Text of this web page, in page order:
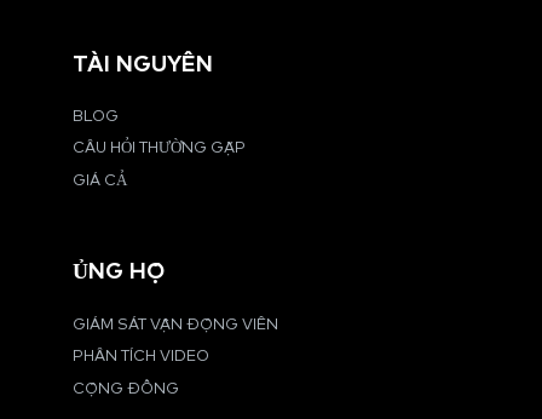
TÀI NGUYÊN
BLOG
CÂU HỎI THƯỜNG GẶP
GIÁ CẢ
ỦNG HỘ
GIÁM SÁT VẬN ĐỘNG VIÊN
PHÂN TÍCH VIDEO
CỘNG ĐỒNG